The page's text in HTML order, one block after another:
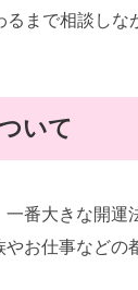
るまで相談しな
いて
番大きな開運
やお仕事など